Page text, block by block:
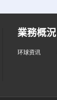
業務概況
环球资讯